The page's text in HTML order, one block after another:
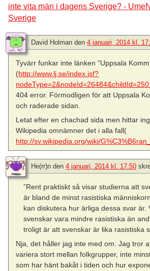
inte vita män i dagens Sverige? -
Sverige
David Holman den 4 januari, 2014 kl.
Tyvärr funkar inte länken ”Uppsala
(http://www.lj.se/index.jsf?
404 error. Förmodligen för att Uppsala
och raderade sidan.
Letat efter en chachad sida men hittar
Wikipedia omnämner det i alla fall(
http://sv.wikipedia.org/wiki/
He(rr)n den 4 januari, 2014 kl. 17:50
”Rent praktiskt så visar studierna att
är bland de minst rasistiska
kan diskutera hur ärliga dessa svar är.
svenskar vara mindre rasistiska än
troligt är att svenskar är lika rasistiska
Nja, det håller jag inte med om. Jag tror
variera stort mellan folkgrupper, inte
som har hänt bakåt i tiden och hur